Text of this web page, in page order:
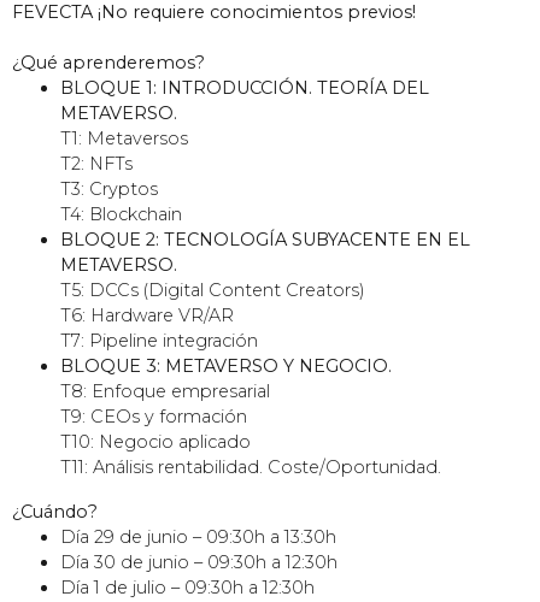
FEVECTA ¡No requiere conocimientos previos!
¿Qué aprenderemos?
BLOQUE 1: INTRODUCCIÓN. TEORÍA DEL
METAVERSO.
T1: Metaversos
T2: NFTs
T3: Cryptos
T4: Blockchain
BLOQUE 2: TECNOLOGÍA SUBYACENTE EN EL
METAVERSO.
T5: DCCs (Digital Content Creators)
T6: Hardware VR/AR
T7: Pipeline integración
BLOQUE 3: METAVERSO Y NEGOCIO.
T8: Enfoque empresarial
T9: CEOs y formación
T10: Negocio aplicado
T11: Análisis rentabilidad. Coste/Oportunidad.
¿Cuándo?
Día 29 de junio – 09:30h a 13:30h
Día 30 de junio – 09:30h a 12:30h
Día 1 de julio – 09:30h a 12:30h